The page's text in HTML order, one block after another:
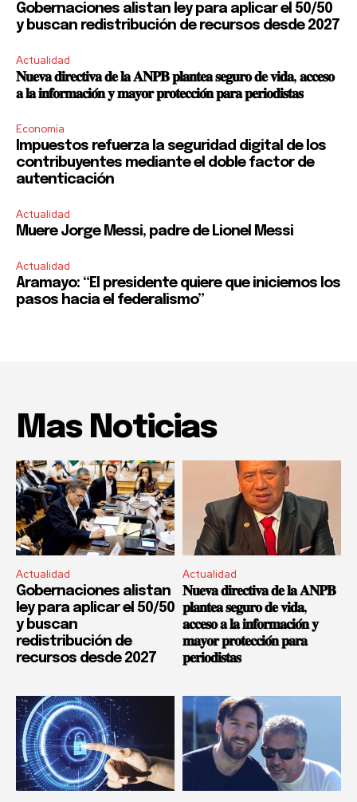
Gobernaciones alistan ley para aplicar el 50/50
y buscan redistribución de recursos desde 2027
Actualidad
𝐍𝐮𝐞𝐯𝐚 𝐝𝐢𝐫𝐞𝐜𝐭𝐢𝐯𝐚 𝐝𝐞 𝐥𝐚 𝐀𝐍𝐏𝐁 𝐩𝐥𝐚𝐧𝐭𝐞𝐚 𝐬𝐞𝐠𝐮𝐫𝐨 𝐝𝐞 𝐯𝐢𝐝𝐚, 𝐚𝐜𝐜𝐞𝐬𝐨
𝐚 𝐥𝐚 𝐢𝐧𝐟𝐨𝐫𝐦𝐚𝐜𝐢𝐨́𝐧 𝐲 𝐦𝐚𝐲𝐨𝐫 𝐩𝐫𝐨𝐭𝐞𝐜𝐜𝐢𝐨́𝐧 𝐩𝐚𝐫𝐚 𝐩𝐞𝐫𝐢𝐨𝐝𝐢𝐬𝐭𝐚𝐬
Economía
Impuestos refuerza la seguridad digital de los
contribuyentes mediante el doble factor de
autenticación
Actualidad
Muere Jorge Messi, padre de Lionel Messi
Actualidad
Aramayo: “El presidente quiere que iniciemos los
pasos hacia el federalismo”
Mas Noticias
Actualidad
Gobernaciones alistan
ley para aplicar el 50/50
y buscan
redistribución de
recursos desde 2027
Actualidad
𝐍𝐮𝐞𝐯𝐚 𝐝𝐢𝐫𝐞𝐜𝐭𝐢𝐯𝐚 𝐝𝐞 𝐥𝐚 𝐀𝐍𝐏𝐁
𝐩𝐥𝐚𝐧𝐭𝐞𝐚 𝐬𝐞𝐠𝐮𝐫𝐨 𝐝𝐞 𝐯𝐢𝐝𝐚,
𝐚𝐜𝐜𝐞𝐬𝐨 𝐚 𝐥𝐚 𝐢𝐧𝐟𝐨𝐫𝐦𝐚𝐜𝐢𝐨́𝐧 𝐲
𝐦𝐚𝐲𝐨𝐫 𝐩𝐫𝐨𝐭𝐞𝐜𝐜𝐢𝐨́𝐧 𝐩𝐚𝐫𝐚
𝐩𝐞𝐫𝐢𝐨𝐝𝐢𝐬𝐭𝐚𝐬